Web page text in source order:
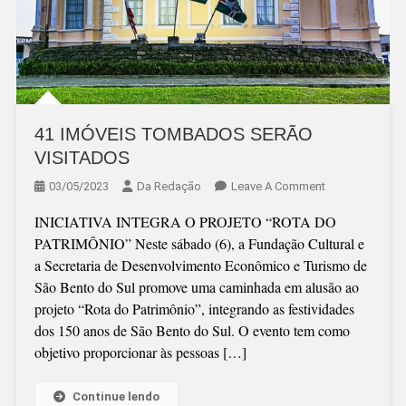
41 IMÓVEIS TOMBADOS SERÃO
VISITADOS
03/05/2023 Da Redação Leave A CommentOn
IMÓVEIS
TOMBADOS
SERÃO
VISITADOS
INICIATIVA INTEGRA O PROJETO “ROTA DO
PATRIMÔNIO” Neste sábado (6), a Fundação Cultural e
a Secretaria de Desenvolvimento Econômico e Turismo de
São Bento do Sul promove uma caminhada em alusão ao
projeto “Rota do Patrimônio”, integrando as festividades
dos 150 anos de São Bento do Sul. O evento tem como
objetivo proporcionar às pessoas […]
Continue lendo